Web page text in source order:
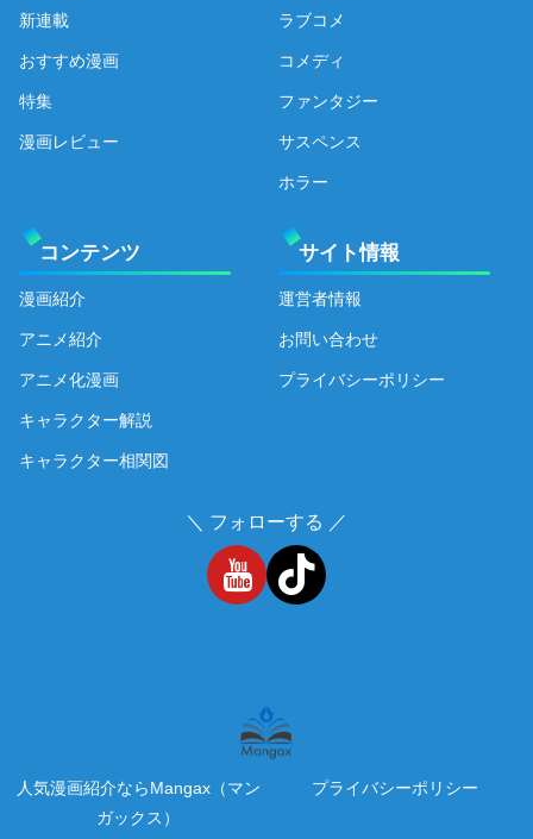
新連載
おすすめ漫画
特集
漫画レビュー
ラブコメ
コメディ
ファンタジー
サスペンス
ホラー
コンテンツ
漫画紹介
アニメ紹介
アニメ化漫画
キャラクター解説
キャラクター相関図
サイト情報
運営者情報
お問い合わせ
プライバシーポリシー
＼ フォローする ／
人気漫画紹介ならMangax（マン
ガックス）
プライバシーポリシー